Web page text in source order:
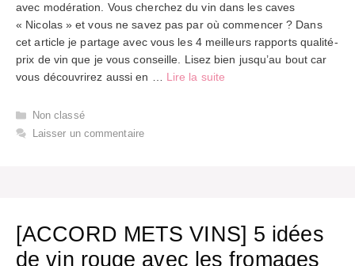
avec modération. Vous cherchez du vin dans les caves
« Nicolas » et vous ne savez pas par où commencer ? Dans
cet article je partage avec vous les 4 meilleurs rapports qualité-
prix de vin que je vous conseille. Lisez bien jusqu’au bout car
vous découvrirez aussi en … Lire la suite
Catégories
Non classé
Laisser un commentaire
[ACCORD METS VINS] 5 idées
de vin rouge avec les fromages